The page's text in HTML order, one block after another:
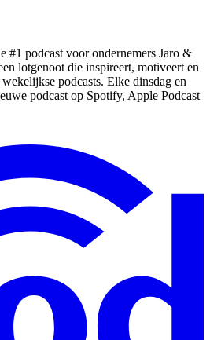
#1 podcast voor ondernemers Jaro &
lotgenoot die inspireert, motiveert en
podcasts. Elke dinsdag en
podcast op Spotify, Apple Podcast